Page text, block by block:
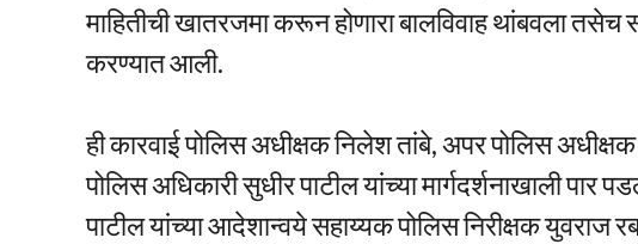
माहितीची खातरजमा करून होणारा बालविवाह थांबवला तसेच
करण्यात आली.
ही कारवाई पोलिस अधीक्षक निलेश तांबे, अपर पोलिस
पोलिस अधिकारी सुधीर पाटील यांच्या मार्गदर्शनाखाली
पाटील यांच्या आदेशान्वये सहाय्यक पोलिस निरीक्षक युवराज